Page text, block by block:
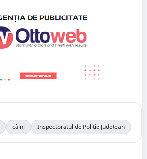
câini Inspectoratul de Poliție Județean